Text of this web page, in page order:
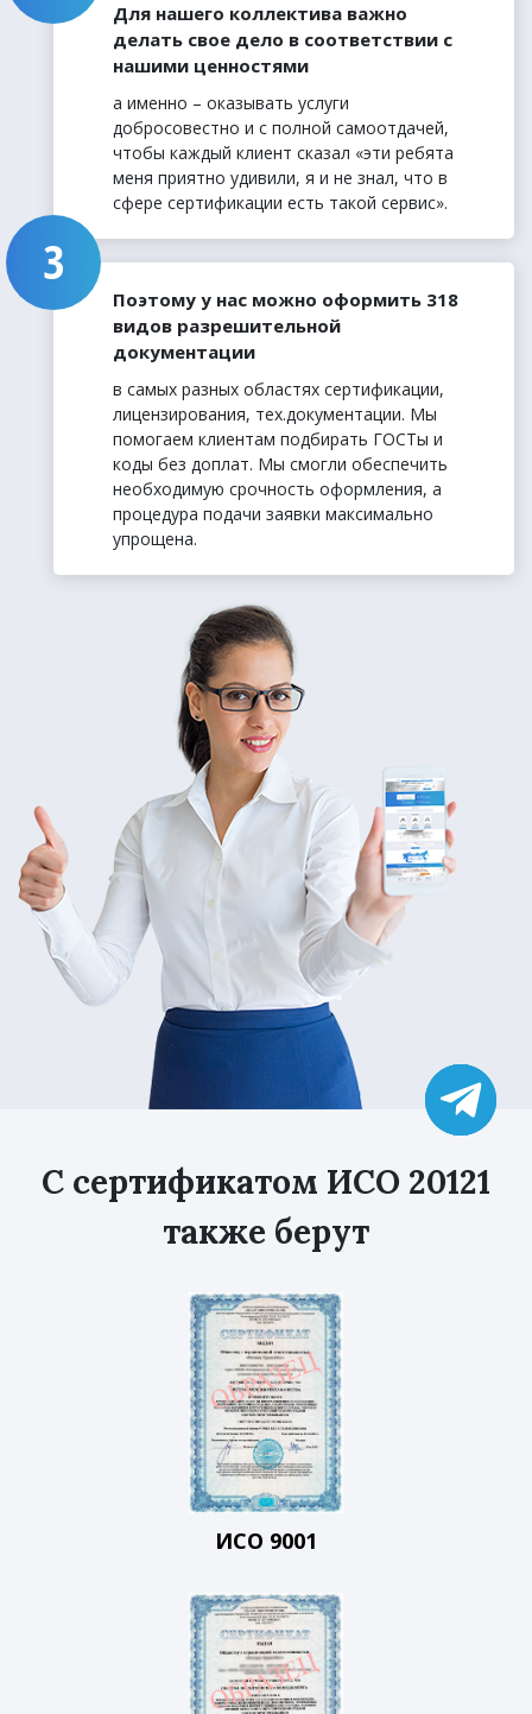
Для нашего коллектива важно
делать свое дело в соответствии с
нашими ценностями
а именно – оказывать услуги
добросовестно и с полной самоотдачей,
чтобы каждый клиент сказал «эти ребята
меня приятно удивили, я и не знал, что в
сфере сертификации есть такой сервис».
Поэтому у нас можно оформить 318
видов разрешительной
документации
в самых разных областях сертификации,
лицензирования, тех.документации. Мы
помогаем клиентам подбирать ГОСТы и
коды без доплат. Мы смогли обеспечить
необходимую срочность оформления, а
процедура подачи заявки максимально
упрощена.
С сертификатом ИСО 20121
также берут
ИСО 9001